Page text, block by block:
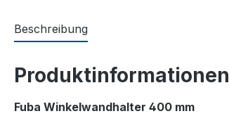
Beschreibung
Fuba Winkelwandhalter 400 mm